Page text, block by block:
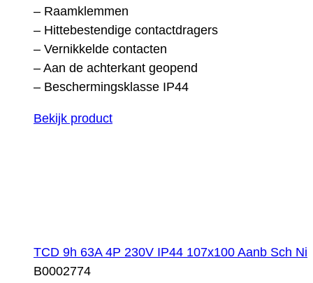
– Raamklemmen
– Hittebestendige contactdragers
– Vernikkelde contacten
– Aan de achterkant geopend
– Beschermingsklasse IP44
Bekijk product
TCD 9h 63A 4P 230V IP44 107x100 Aanb Sch Ni
B0002774